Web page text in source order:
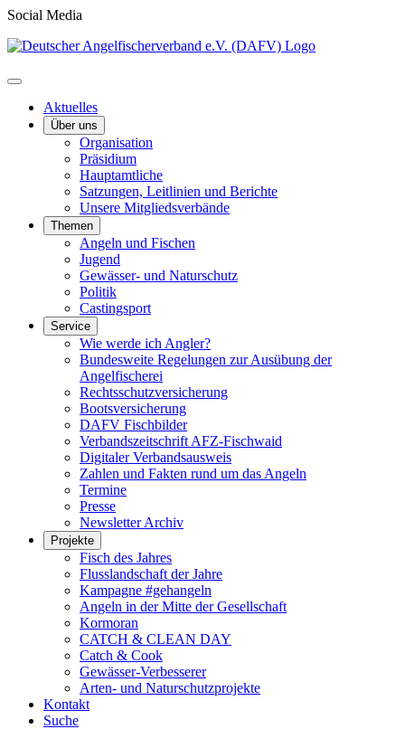
Social Media
Aktuelles
Über uns
Organisation
Präsidium
Hauptamtliche
Satzungen, Leitlinien und Berichte
Unsere Mitgliedsverbände
Themen
Angeln und Fischen
Jugend
Gewässer- und Naturschutz
Politik
Castingsport
Service
Wie werde ich Angler?
Bundesweite Regelungen zur Ausübung der
Angelfischerei
Rechtsschutzversicherung
Bootsversicherung
DAFV Fischbilder
Verbandszeitschrift AFZ-Fischwaid
Digitaler Verbandsausweis
Zahlen und Fakten rund um das Angeln
Termine
Presse
Newsletter Archiv
Projekte
Fisch des Jahres
Flusslandschaft der Jahre
Kampagne #gehangeln
Angeln in der Mitte der Gesellschaft
Kormoran
CATCH & CLEAN DAY
Catch & Cook
Gewässer-Verbesserer
Arten- und Naturschutzprojekte
Kontakt
Suche